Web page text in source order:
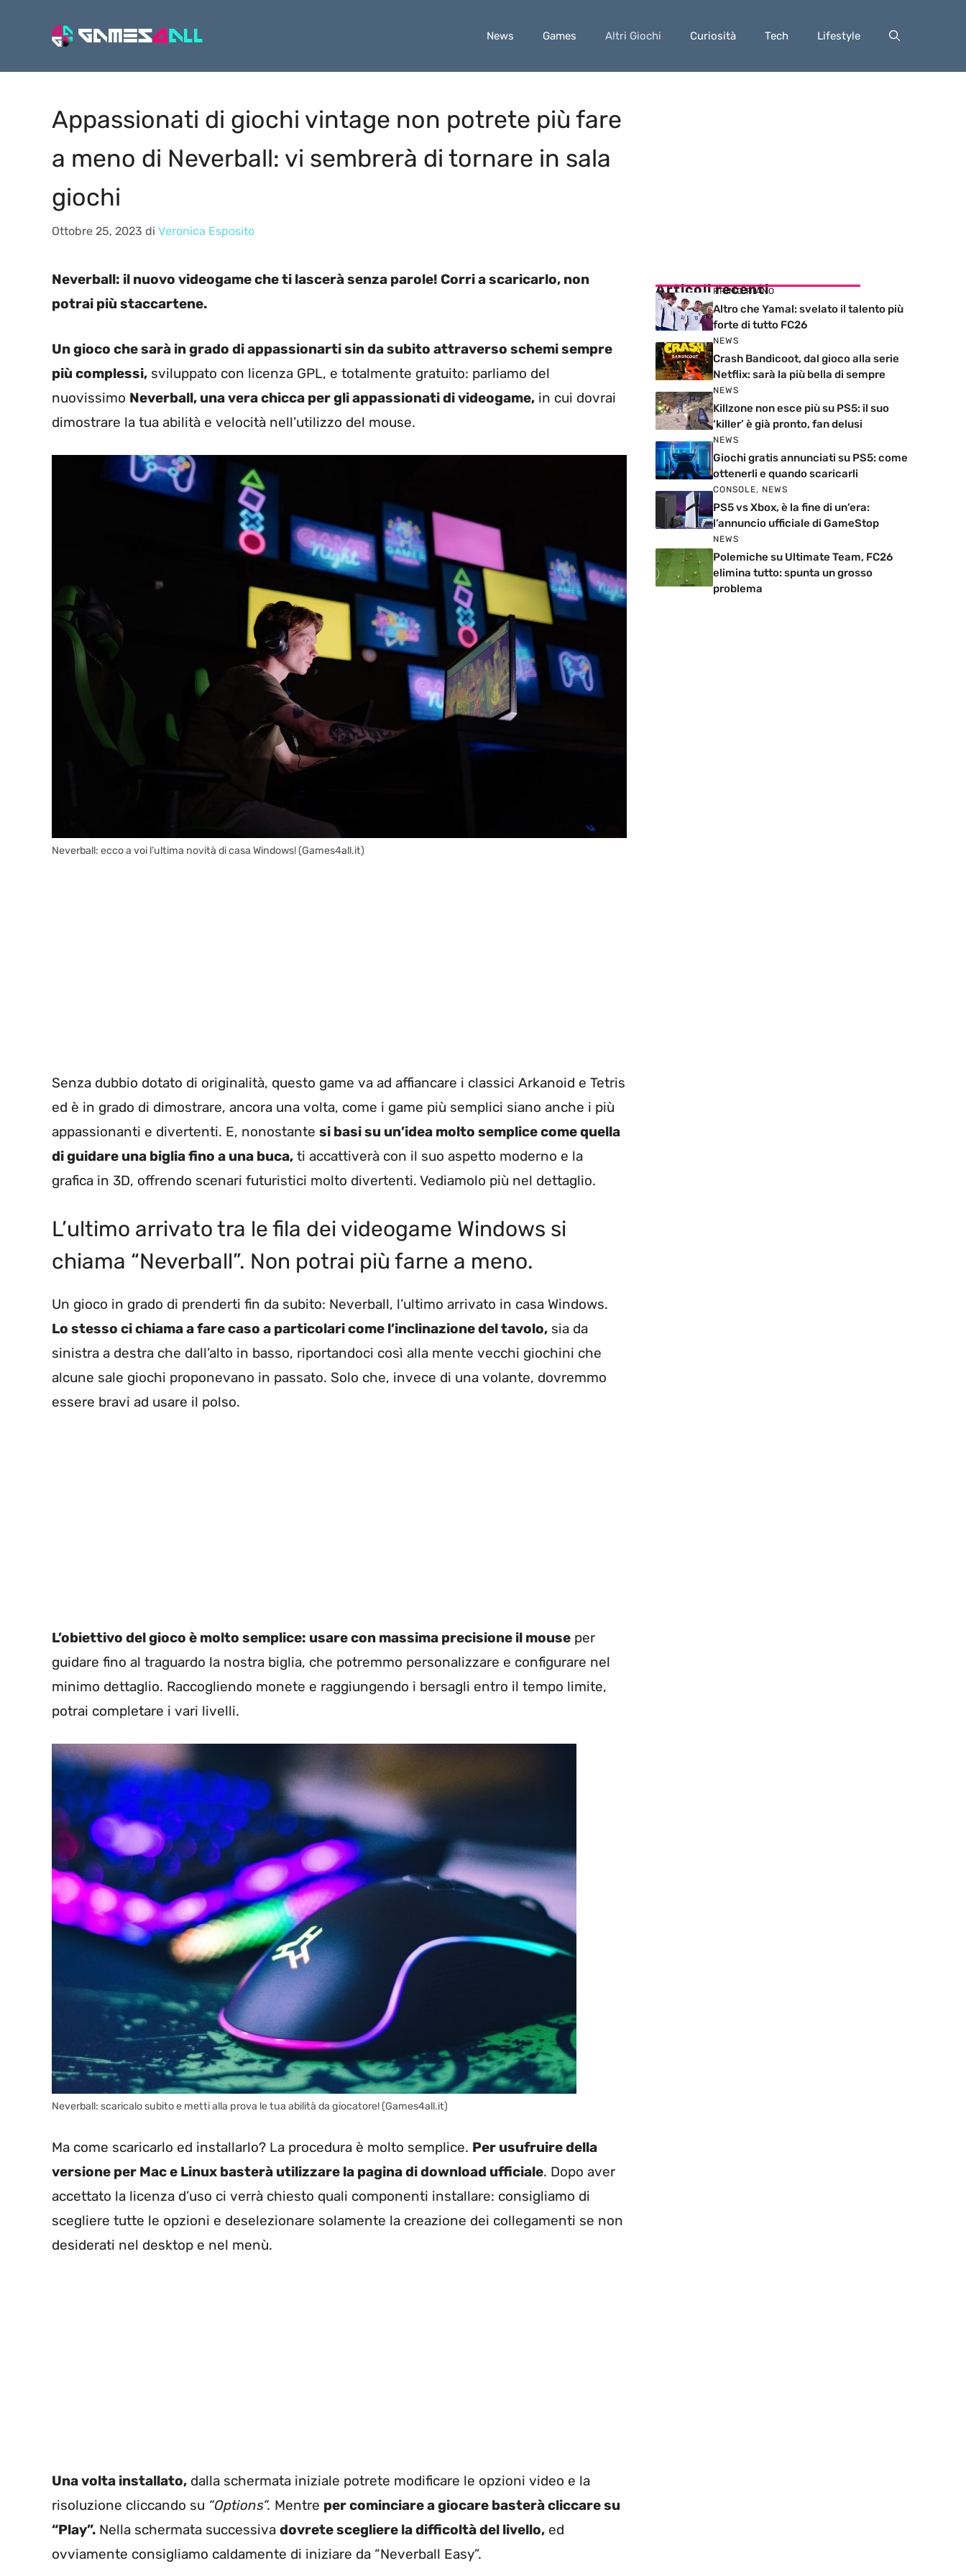
News Games Altri Giochi Curiosità Tech Lifestyle
Appassionati di giochi vintage non potrete più fare
a meno di Neverball: vi sembrerà di tornare in sala
giochi
Ottobre 25, 2023 di Veronica Esposito
Neverball: il nuovo videogame che ti lascerà senza parole! Corri a scaricarlo, non
potrai più staccartene.
Un gioco che sarà in grado di appassionarti sin da subito attraverso schemi sempre
più complessi, sviluppato con licenza GPL, e totalmente gratuito: parliamo del
nuovissimo Neverball, una vera chicca per gli appassionati di videogame, in cui dovrai
dimostrare la tua abilità e velocità nell’utilizzo del mouse.
Neverball: ecco a voi l’ultima novità di casa Windows! (Games4all.it)
Senza dubbio dotato di originalità, questo game va ad affiancare i classici Arkanoid e Tetris
ed è in grado di dimostrare, ancora una volta, come i game più semplici siano anche i più
appassionanti e divertenti. E, nonostante si basi su un’idea molto semplice come quella
di guidare una biglia fino a una buca, ti accattiverà con il suo aspetto moderno e la
grafica in 3D, offrendo scenari futuristici molto divertenti. Vediamolo più nel dettaglio.
L’ultimo arrivato tra le fila dei videogame Windows si
chiama “Neverball”. Non potrai più farne a meno.
Un gioco in grado di prenderti fin da subito: Neverball, l’ultimo arrivato in casa Windows.
Lo stesso ci chiama a fare caso a particolari come l’inclinazione del tavolo, sia da
sinistra a destra che dall’alto in basso, riportandoci così alla mente vecchi giochini che
alcune sale giochi proponevano in passato. Solo che, invece di una volante, dovremmo
essere bravi ad usare il polso.
L’obiettivo del gioco è molto semplice: usare con massima precisione il mouse per
guidare fino al traguardo la nostra biglia, che potremmo personalizzare e configurare nel
minimo dettaglio. Raccogliendo monete e raggiungendo i bersagli entro il tempo limite,
potrai completare i vari livelli.
Neverball: scaricalo subito e metti alla prova le tua abilità da giocatore! (Games4all.it)
Ma come scaricarlo ed installarlo? La procedura è molto semplice. Per usufruire della
versione per Mac e Linux basterà utilizzare la pagina di download ufficiale. Dopo aver
accettato la licenza d’uso ci verrà chiesto quali componenti installare: consigliamo di
scegliere tutte le opzioni e deselezionare solamente la creazione dei collegamenti se non
desiderati nel desktop e nel menù.
Una volta installato, dalla schermata iniziale potrete modificare le opzioni video e la
risoluzione cliccando su “Options”. Mentre per cominciare a giocare basterà cliccare su
“Play”. Nella schermata successiva dovrete scegliere la difficoltà del livello, ed
ovviamente consigliamo caldamente di iniziare da “Neverball Easy”.
Articoli recenti
PRIMO PIANO
Altro che Yamal: svelato il talento più
forte di tutto FC26
NEWS
Crash Bandicoot, dal gioco alla serie
Netflix: sarà la più bella di sempre
NEWS
Killzone non esce più su PS5: il suo
‘killer’ è già pronto, fan delusi
NEWS
Giochi gratis annunciati su PS5: come
ottenerli e quando scaricarli
CONSOLE, NEWS
PS5 vs Xbox, è la fine di un’era:
l’annuncio ufficiale di GameStop
NEWS
Polemiche su Ultimate Team, FC26
elimina tutto: spunta un grosso
problema